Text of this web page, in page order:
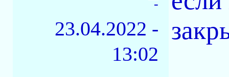
-
23.04.2022 -
13:02